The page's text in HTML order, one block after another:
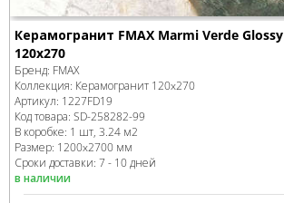
Керамогранит FMAX Marmi Verde Glossy
120x270
Бренд: FMAX
Коллекция: Керамогранит 120x270
Артикул: 1227FD19
Код товара: SD-258282-99
В коробке: 1 шт, 3.24 м2
Размер: 1200x2700 мм
Сроки доставки: 7 - 10 дней
в наличии